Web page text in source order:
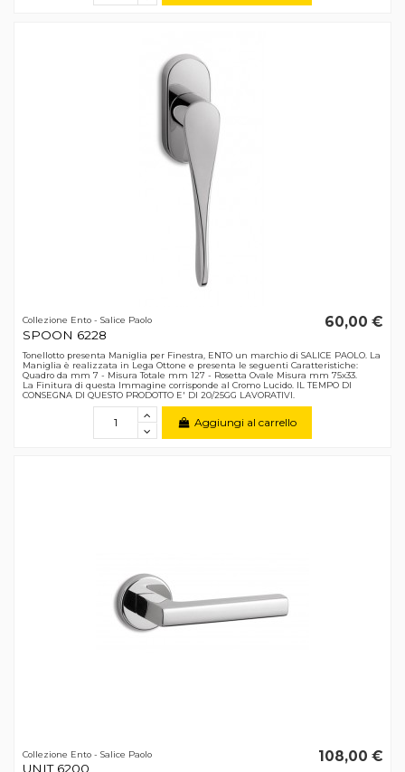
Collezione Ento - Salice Paolo
SPOON 6228
60,00 €
Tonellotto presenta Maniglia per Finestra, ENTO un marchio di SALICE PAOLO. La
Maniglia è realizzata in Lega Ottone e presenta le seguenti Caratteristiche:
Quadro da mm 7 - Misura Totale mm 127 - Rosetta Ovale Misura mm 75x33.
La Finitura di questa Immagine corrisponde al Cromo Lucido. IL TEMPO DI
CONSEGNA DI QUESTO PRODOTTO E' DI 20/25GG LAVORATIVI.
Aggiungi al carrello
Collezione Ento - Salice Paolo
UNIT 6200
108,00 €